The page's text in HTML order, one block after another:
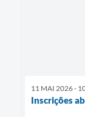
11 MAI 2026 -
Inscrições